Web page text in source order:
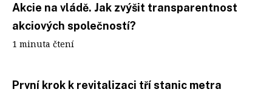
Akcie na vládě. Jak zvýšit transparentnost
akciových společností?
1 minuta čtení
První krok k revitalizaci tří stanic metra